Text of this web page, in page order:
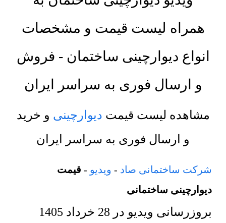
همراه لیست قیمت و مشخصات
انواع دیوارچینی ساختمان - فروش
و ارسال فوری به سراسر ایران
مشاهده لیست قیمت دیوارچینی و خرید
و ارسال فوری به سراسر ایران
شرکت ساختمانی صاد - ویدیو - قیمت
دیوارچینی ساختمانی
بروزرسانی ویدیو در 28 خرداد 1405